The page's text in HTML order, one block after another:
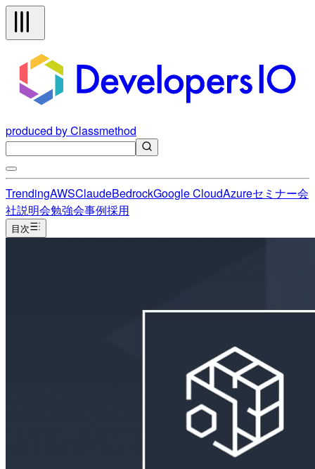
produced by Classmethod
TrendingAWSClaudeBedrockGoogle CloudAzureセミナー会
社説明会勉強会事例採用
目次